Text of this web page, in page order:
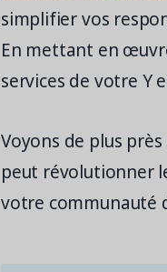
simplifier vos
En mettant en
services de votre Y
Voyons de plus
peut révolutionner
votre communauté